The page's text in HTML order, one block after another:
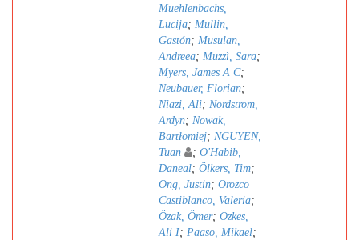
Muehlenbachs,
Lucija; Mullin,
Gastón; Musulan,
Andreea; Muzzì, Sara;
Myers, James A C;
Neubauer, Florian;
Niazi, Ali; Nordstrom,
Ardyn; Nowak,
Bartłomiej; NGUYEN,
Tuan
; O'Habib,
Daneal; Ölkers, Tim;
Ong, Justin; Orozco
Castiblanco, Valeria;
Özak, Ömer; Ozkes,
Ali I; Paaso, Mikael;